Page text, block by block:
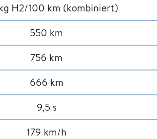
H2/100 km (kombiniert)
550 km
756 km
666 km
9,5 s
179 km/h